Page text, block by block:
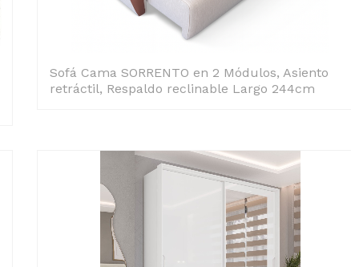
Sofá Cama SORRENTO en 2 Módulos, Asiento
retráctil, Respaldo reclinable Largo 244cm